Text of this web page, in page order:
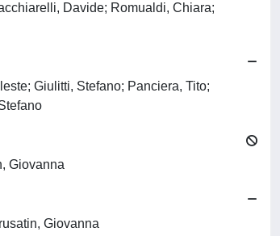
Davide; Romualdi, Chiara;
Giulitti, Stefano; Panciera, Tito;
Giovanna
Giovanna